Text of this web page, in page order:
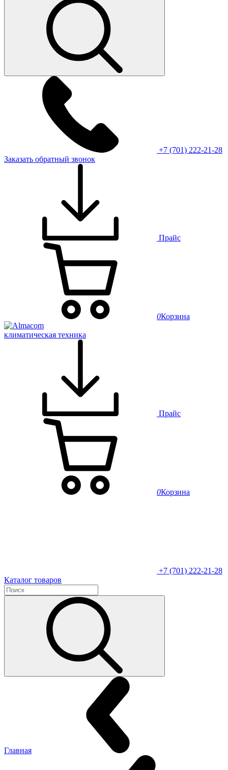
+7 (701) 222-21-28
Заказать обратный звонок
Прайс
0Корзина
климатическая техника
Прайс
0Корзина
+7 (701) 222-21-28
Каталог товаров
Главная